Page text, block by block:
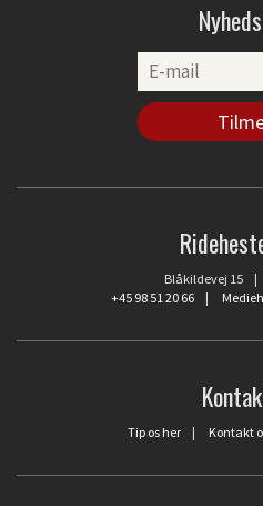
Blåkildevej 15 |
+45 98 51 20 66|
Tip os her | Kontakt